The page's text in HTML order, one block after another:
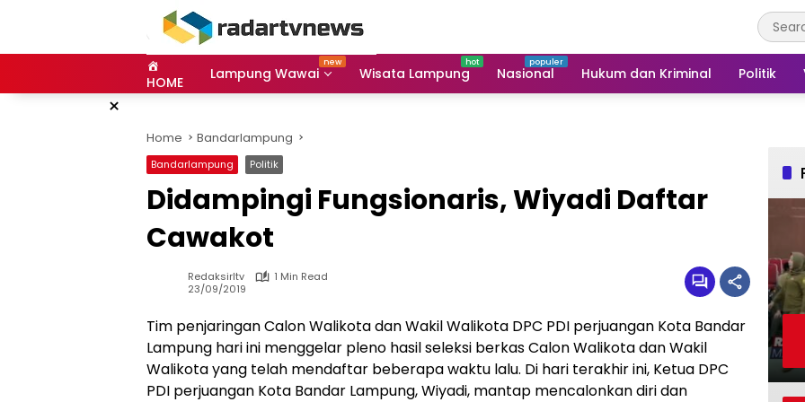
HOME Lampung Wawai Wisata Lampung Nasional Hukum dan Kriminal Politik
×
Home Bandarlampung
Bandarlampung Politik
Didampingi Fungsionaris, Wiyadi Daftar
Cawakot
Redaksirltv
1 Min Read
23/09/2019
Tim penjaringan Calon Walikota dan Wakil Walikota DPC PDI perjuangan Kota Bandar
Lampung hari ini menggelar pleno hasil seleksi berkas Calon Walikota dan Wakil
Walikota yang telah mendaftar beberapa waktu lalu. Di hari terakhir ini, Ketua DPC
PDI perjuangan Kota Bandar Lampung, Wiyadi, mantap mencalonkan diri dan